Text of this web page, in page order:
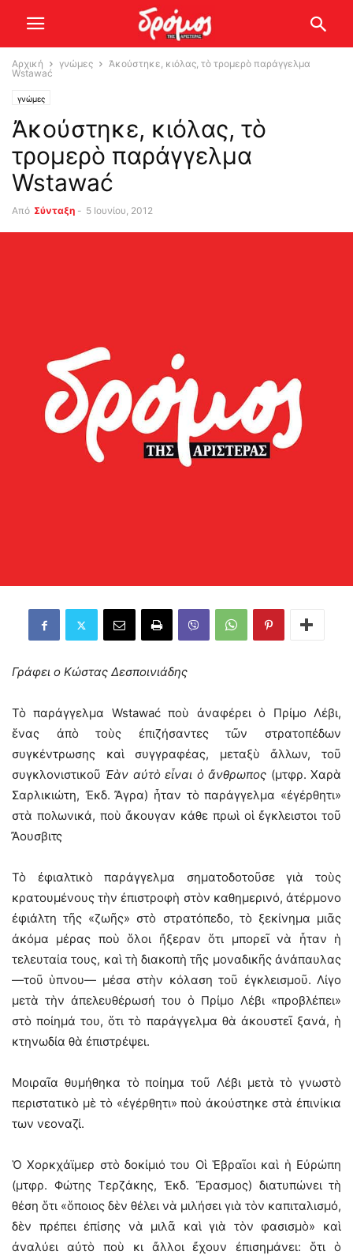
Αρχική γνώμες
Ἀκούστηκε, κιόλας, τὸ τρομερὸ παράγγελμα
Wstawać
γνώμες
Ἀκούστηκε, κιόλας, τὸ
τρομερὸ παράγγελμα
Wstawać
Από Σύνταξη - 5 Ιουνίου, 2012
Γράφει ο Κώστας Δεσποινιάδης
Τὸ παράγγελμα Wstawać ποὺ ἀναφέρει ὁ Πρίμο Λέβι,
ἕνας ἀπὸ τοὺς ἐπιζήσαντες τῶν στρατοπέδων
συγκέντρωσης καὶ συγγραφέας, μεταξὺ ἄλλων, τοῦ
συγκλονιστικοῦ Ἐὰν αὐτὸ εἶναι ὁ ἄνθρωπος (μτφρ. Χαρὰ
Σαρλικιώτη, Ἐκδ. Ἄγρα) ἦταν τὸ παράγγελμα «ἐγέρθητι»
στὰ πολωνικά, ποὺ ἄκουγαν κάθε πρωὶ οἱ ἔγκλειστοι τοῦ
Ἄουσβιτς
Τὸ ἐφιαλτικὸ παράγγελμα σηματοδοτοῦσε γιὰ τοὺς
κρατουμένους τὴν ἐπιστροφὴ στὸν καθημερινό, ἀτέρμονο
ἐφιάλτη τῆς «ζωῆς» στὸ στρατόπεδο, τὸ ξεκίνημα μιᾶς
ἀκόμα μέρας ποὺ ὅλοι ἤξεραν ὅτι μπορεῖ νὰ ἦταν ἡ
τελευταία τους, καὶ τὴ διακοπὴ τῆς μοναδικῆς ἀνάπαυλας
—τοῦ ὑπνου— μέσα στὴν κόλαση τοῦ ἐγκλεισμοῦ. Λίγο
μετὰ τὴν ἀπελευθέρωσή του ὁ Πρίμο Λέβι «προβλέπει»
στὸ ποίημά του, ὅτι τὸ παράγγελμα θὰ ἀκουστεῖ ξανά, ἡ
κτηνωδία θὰ ἐπιστρέψει.
Μοιραῖα θυμήθηκα τὸ ποίημα τοῦ Λέβι μετὰ τὸ γνωστὸ
περιστατικὸ μὲ τὸ «ἐγέρθητι» ποὺ ἀκούστηκε στὰ ἐπινίκια
των νεοναζί.
Ὁ Χορκχάϊμερ στὸ δοκίμιό του Οἱ Ἑβραῖοι καὶ ἡ Εὐρώπη
(μτφρ. Φώτης Τερζάκης, Ἐκδ. Ἔρασμος) διατυπώνει τὴ
θέση ὅτι «ὅποιος δὲν θέλει νὰ μιλήσει γιὰ τὸν καπιταλισμό,
δὲν πρέπει ἐπίσης νὰ μιλᾶ καὶ γιὰ τὸν φασισμὸ» καὶ
ἀναλύει αὐτὸ ποὺ κι ἄλλοι ἔχουν ἐπισημάνει: ὅτι ὁ